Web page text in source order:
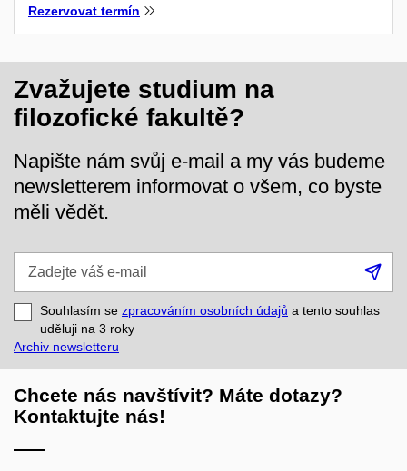
Rezervovat termín
Zvažujete studium na
filozofické fakultě?
Napište nám svůj e-mail a my vás budeme
newsletterem informovat o všem, co byste
měli vědět.
e-
mail
Souhlasím se zpracováním osobních údajů a tento souhlas
uděluji na 3 roky
Archiv newsletteru
Chcete nás navštívit? Máte dotazy?
Kontaktujte nás!